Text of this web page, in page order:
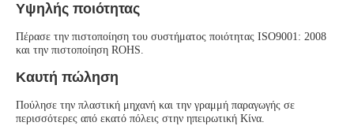
Υψηλής ποιότητας
Πέρασε την πιστοποίηση του συστήματος ποιότητας ISO9001: 2008
και την πιστοποίηση ROHS.
Καυτή πώληση
Πούλησε την πλαστική μηχανή και την γραμμή παραγωγής σε
περισσότερες από εκατό πόλεις στην ηπειρωτική Κίνα.